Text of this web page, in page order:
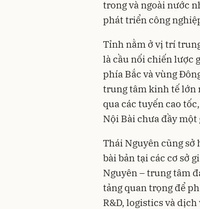
trong và ngoài nước
phát triển công
Tỉnh nằm ở vị trí
là cầu nối chiến lược
phía Bắc và vùng
trung tâm kinh tế lớn
qua các tuyến cao
Nội Bài chưa đầy
Thái Nguyên cũng sở
bài bản tại các cơ sở
Nguyên – trung tâm
tảng quan trọng để
R&D, logistics và